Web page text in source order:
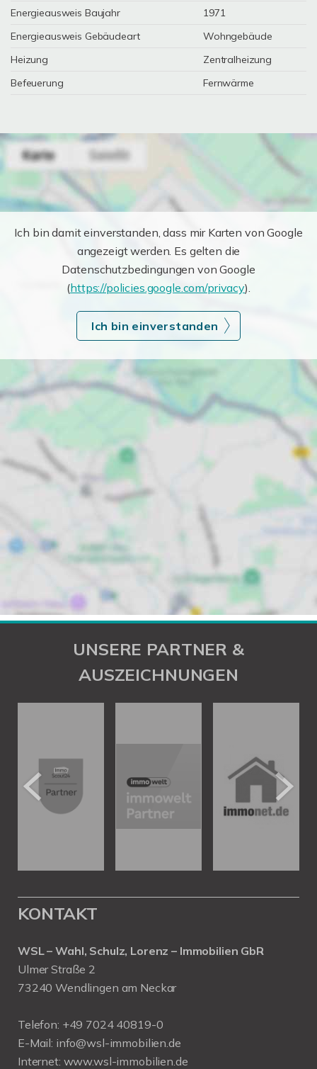
Energieausweis Baujahr
1971
Energieausweis Gebäudeart
Wohngebäude
Heizung
Zentralheizung
Befeuerung
Fernwärme
Ich bin damit einverstanden, dass mir Karten von Google
angezeigt werden. Es gelten die
Datenschutzbedingungen von Google
(https://policies.google.com/privacy).
Ich bin einverstanden
UNSERE PARTNER &
AUSZEICHNUNGEN
KONTAKT
WSL – Wahl, Schulz, Lorenz – Immobilien GbR
Ulmer Straße 2
73240 Wendlingen am Neckar
Telefon: +49 7024 40819-0
E-Mail: info@wsl-immobilien.de
Internet: www.wsl-immobilien.de